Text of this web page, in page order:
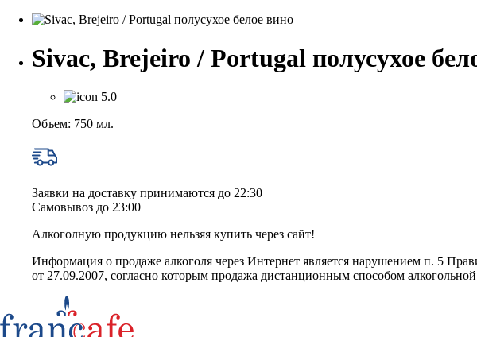
Sivac, Brejeiro / Portugal полусухое
5.0
Объем: 750 мл.
Заявки на доставку принимаются до 22:30
Самовывоз до 23:00
Алкоголную продукцию нельзяя купить через сайт!
Информация о продаже алкоголя через Интернет является нарушением п. 5
от 27.09.2007, согласно которым продажа дистанционным способом